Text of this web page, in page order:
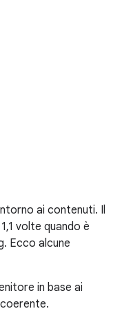
ai contenuti. Il
volte quando è
Ecco alcune
in base ai